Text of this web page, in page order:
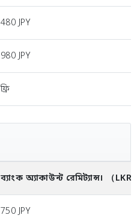
480 JPY
980 JPY
ফ্রি
ব্যাংক অ্যাকাউন্ট রেমিট্যান্স। （LKR）
750 JPY